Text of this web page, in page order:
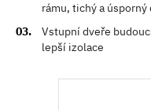
rámu, tichý a úsporný
Vstupní dveře
lepší izolace